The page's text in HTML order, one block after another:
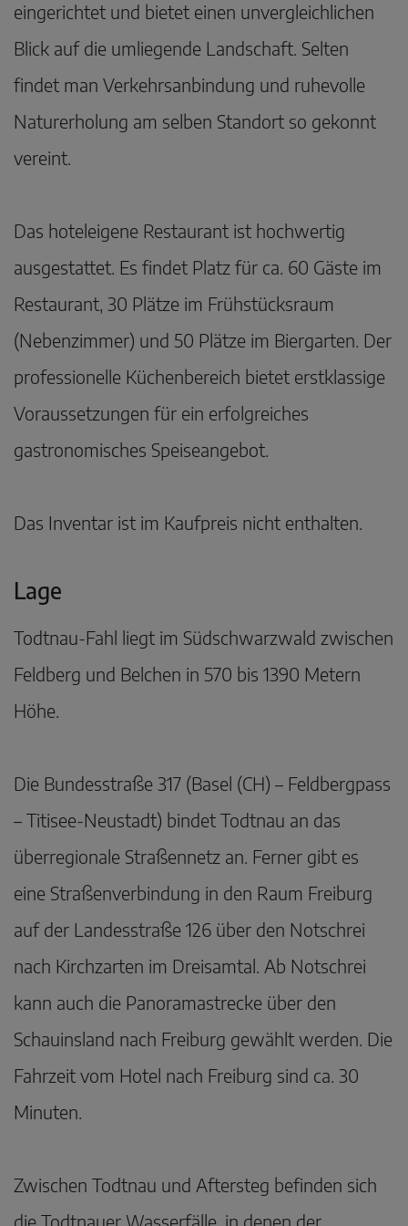
eingerichtet und bietet einen unvergleichlichen
Blick auf die umliegende Landschaft. Selten
findet man Verkehrsanbindung und ruhevolle
Naturerholung am selben Standort so gekonnt
vereint.
Das hoteleigene Restaurant ist hochwertig
ausgestattet. Es findet Platz für ca. 60 Gäste im
Restaurant, 30 Plätze im Frühstücksraum
(Nebenzimmer) und 50 Plätze im Biergarten. Der
professionelle Küchenbereich bietet erstklassige
Voraussetzungen für ein erfolgreiches
gastronomisches Speiseangebot.
Das Inventar ist im Kaufpreis nicht enthalten.
Lage
Todtnau-Fahl liegt im Südschwarzwald zwischen
Feldberg und Belchen in 570 bis 1390 Metern
Höhe.
Die Bundesstraße 317 (Basel (CH) – Feldbergpass
– Titisee-Neustadt) bindet Todtnau an das
überregionale Straßennetz an. Ferner gibt es
eine Straßenverbindung in den Raum Freiburg
auf der Landesstraße 126 über den Notschrei
nach Kirchzarten im Dreisamtal. Ab Notschrei
kann auch die Panoramastrecke über den
Schauinsland nach Freiburg gewählt werden. Die
Fahrzeit vom Hotel nach Freiburg sind ca. 30
Minuten.
Zwischen Todtnau und Aftersteg befinden sich
die Todtnauer Wasserfälle, in denen der